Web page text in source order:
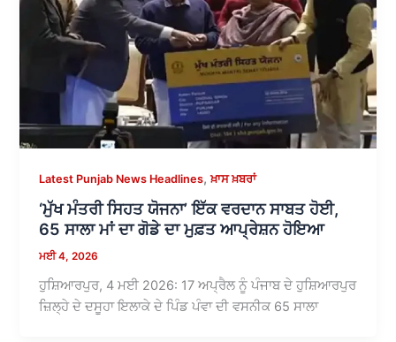
Latest Punjab News Headlines,ਖ਼ਾਸ ਖ਼ਬਰਾਂ
‘ਮੁੱਖ ਮੰਤਰੀ ਸਿਹਤ ਯੋਜਨਾ’ ਇੱਕ ਵਰਦਾਨ ਸਾਬਤ ਹੋਈ,
65 ਸਾਲਾ ਮਾਂ ਦਾ ਗੋਡੇ ਦਾ ਮੁਫ਼ਤ ਆਪ੍ਰੇਸ਼ਨ ਹੋਇਆ
ਮਈ 4, 2026
ਹੁਸ਼ਿਆਰਪੁਰ, 4 ਮਈ 2026: 17 ਅਪ੍ਰੈਲ ਨੂੰ ਪੰਜਾਬ ਦੇ ਹੁਸ਼ਿਆਰਪੁਰ
ਜ਼ਿਲ੍ਹੇ ਦੇ ਦਸੂਹਾ ਇਲਾਕੇ ਦੇ ਪਿੰਡ ਪੰਵਾ ਦੀ ਵਸਨੀਕ 65 ਸਾਲਾ